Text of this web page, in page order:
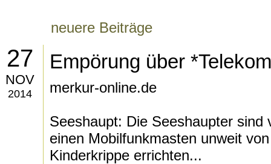
neuere Beiträge
27
NOV
2014
Empörung über
merkur-online.de
Seeshaupt: Die Seeshaupter sind
einen Mobilfunkmasten unweit
Kinderkrippe errichten...